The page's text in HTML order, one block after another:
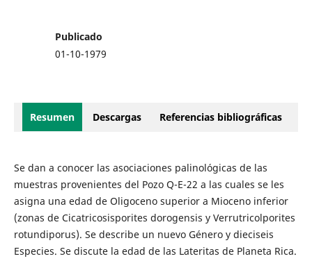
Publicado
01-10-1979
Resumen Descargas Referencias bibliográficas
Se dan a conocer las asociaciones palinológicas de las
muestras provenientes del Pozo Q-E-22 a las cuales se les
asigna una edad de Oligoceno superior a Mioceno inferior
(zonas de Cicatricosisporites dorogensis y Verrutricolporites
rotundiporus). Se describe un nuevo Género y dieciseis
Especies. Se discute la edad de las Lateritas de Planeta Rica.